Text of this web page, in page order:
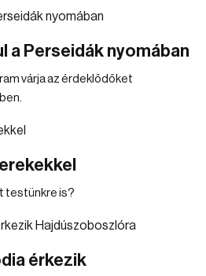
a Perseidák nyomában
várja az érdeklődőket
testünkre is?
érkezik